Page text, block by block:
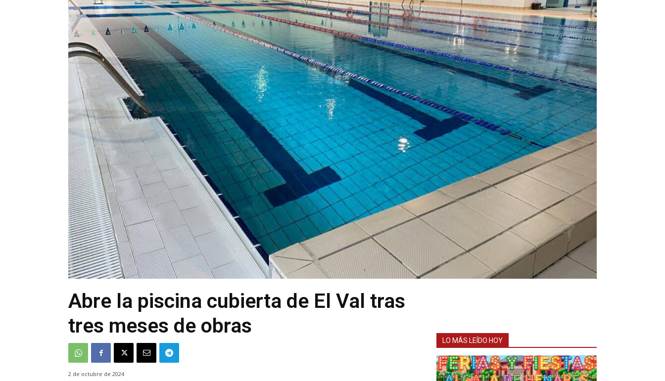
Abre la piscina cubierta de El Val tras
tres meses de obras
2 de octubre de 2024
LO MÁS LEÍDO HOY